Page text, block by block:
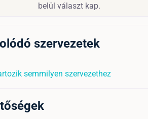
belül választ kap.
szervezetek
semmilyen szervezethez